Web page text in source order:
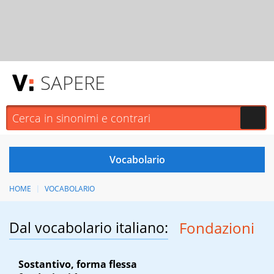
SAPERE
HOME VOCABOLARIO
Dal vocabolario italiano: Fondazioni
Sostantivo, forma flessa